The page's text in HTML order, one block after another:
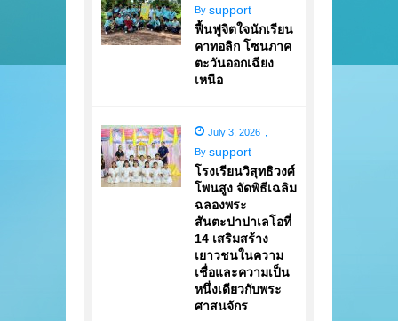
By support
ฟื้นฟูจิตใจนักเรียน
คาทอลิก โซนภาค
ตะวันออกเฉียง
เหนือ
July 3, 2026
By support
โรงเรียนวิสุทธิวงศ์
โพนสูง จัดพิธีเฉลิม
ฉลองพระ
สันตะปาปาเลโอที่
14 เสริมสร้าง
เยาวชนในความ
เชื่อและความเป็น
หนึ่งเดียวกับพระ
ศาสนจักร